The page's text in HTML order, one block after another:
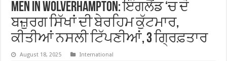
Men in Wolverhampton: ਇੰਗਲੈਂਡ ‘ਚ ਦੋ
ਬਜ਼ੁਰਗ ਸਿੱਖਾਂ ਦੀ ਬੇਰਹਿਮ ਕੁੱਟਮਾਰ,
ਕੀਤੀਆਂ ਨਸਲੀ ਟਿੱਪਣੀਆਂ, 3 ਗ੍ਰਿਫ਼ਤਾਰ
August 18, 2025 International